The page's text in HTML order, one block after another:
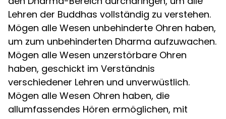
Lehren der Buddhas vollständig zu verstehen.
Mögen alle Wesen unbehinderte Ohren haben,
um zum unbehinderten Dharma aufzuwachen.
Mögen alle Wesen unzerstörbare Ohren
haben, geschickt im Verständnis
verschiedener Lehren und unverwüstlich.
Mögen alle Wesen Ohren haben, die
allumfassendes Hören ermöglichen, mit